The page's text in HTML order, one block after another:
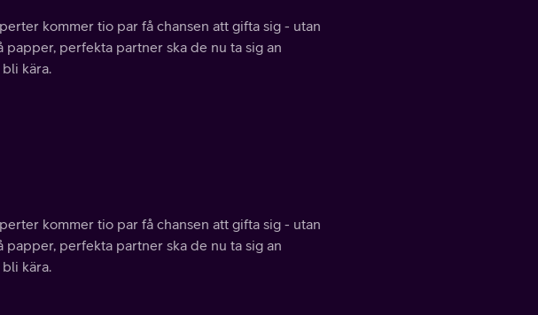
kommer tio par få chansen att gifta sig - utan
papper, perfekta partner ska de nu ta sig an
kära.
kommer tio par få chansen att gifta sig - utan
papper, perfekta partner ska de nu ta sig an
kära.